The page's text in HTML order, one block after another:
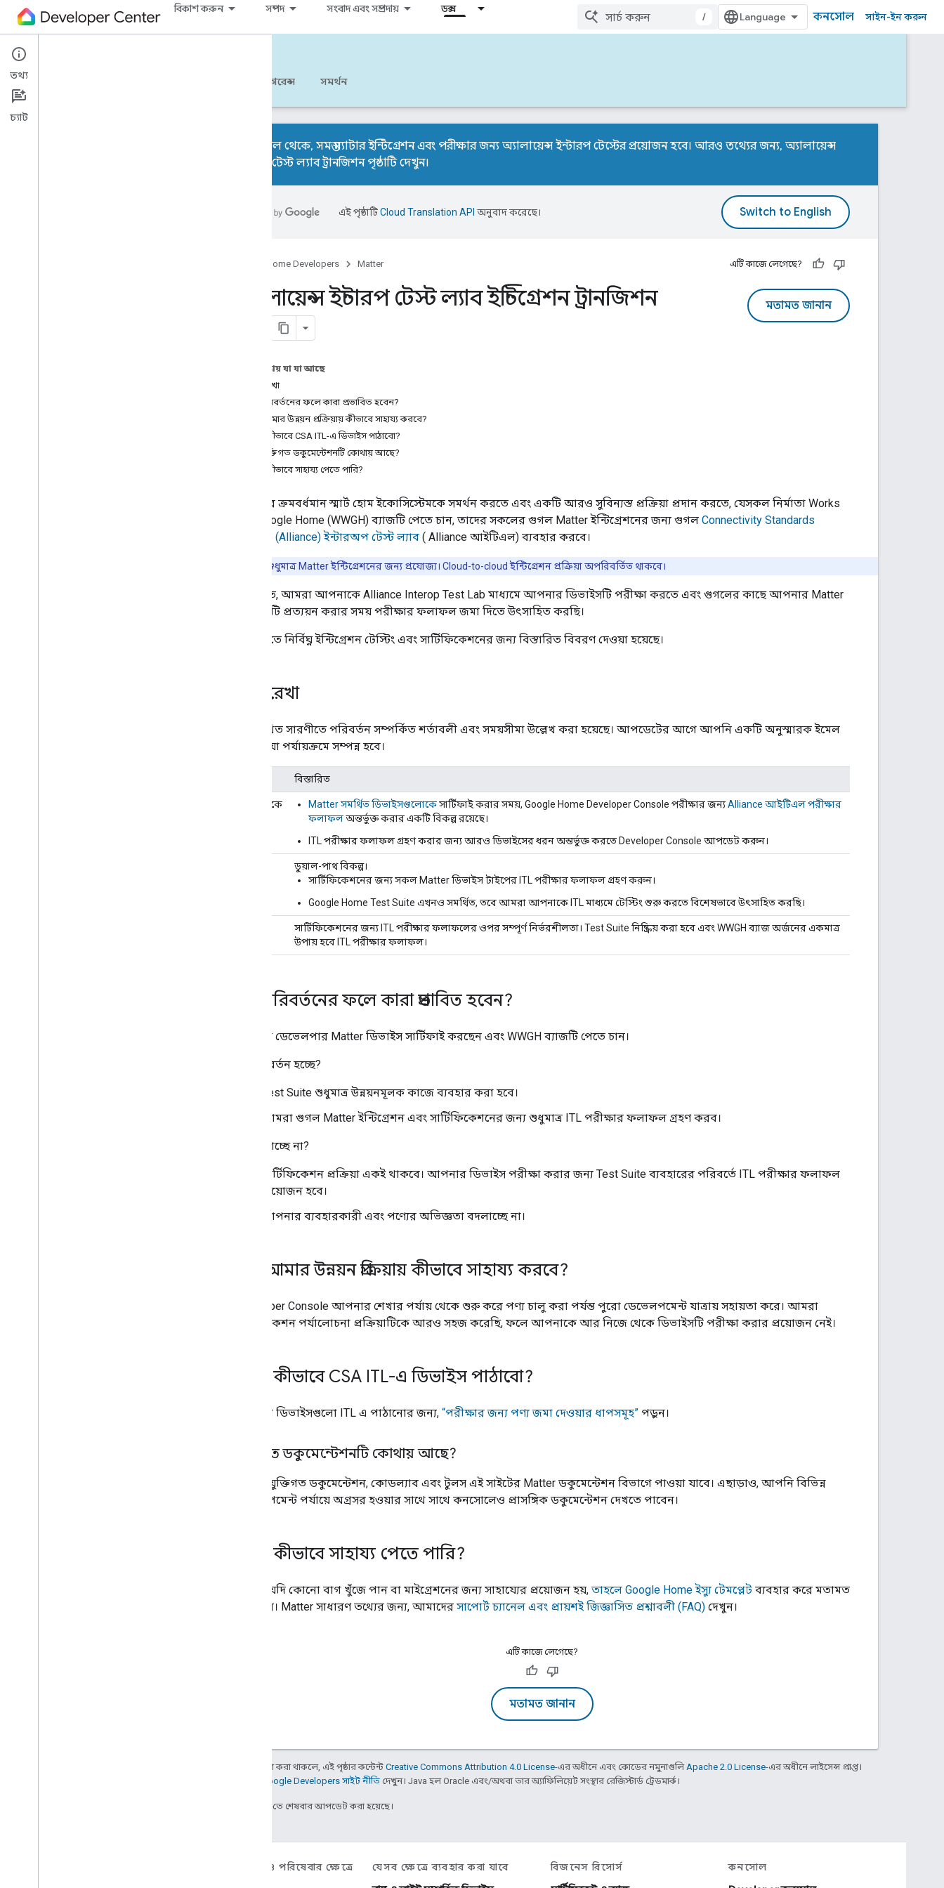
বিকাশ করুন সম্পদ সংবাদ এবং সম্প্রদায় ডক্স
/ কনসোল সাইন-ইন করুন
Matter
শুরু করুন রেফারেন্স সমর্থন
২০২৬ সাল থেকে, সমস্ত ম্যাটার ইন্টিগ্রেশন এবং পরীক্ষার জন্য অ্যালায়েন্স ইন্টারপ টেস্টের প্রয়োজন হবে। আরও তথ্যের জন্য, অ্যালায়েন্স
ইন্টারপ টেস্ট ল্যাব ট্রানজিশন পৃষ্ঠাটিদেখুন।
এই পৃষ্ঠাটিCloud Translation API অনুবাদ করেছে।
Google Home Developers Matter এটি কাজে লেগেছে?
মতামত জানান
অ্যালায়েন্স ইন্টারপ টেস্ট ল্যাব ইন্টিগ্রেশন ট্রানজিশন
এই পৃষ্ঠায় যা যা আছে
সময়রেখা
এই পরিবর্তনের ফলে কারা প্রভাবিত হবেন?
এটি আমার উন্নয়ন প্রক্রিয়ায় কীভাবে সাহায্য করবে?
আমি কীভাবে CSA ITL-এ ডিভাইস পাঠাবো?
প্রযুক্তিগত ডকুমেন্টেশনটি কোথায় আছে?
আমি কীভাবে সাহায্য পেতে পারি?
আমাদের ক্রমবর্ধমান স্মার্ট হোম ইকোসিস্টেমকে সমর্থন করতে এবং একটি আরও সুবিন্যস্ত প্রক্রিয়া প্রদান করতে, যেসকল নির্মাতা Works
with Google Home (WWGH) ব্যাজটি পেতে চান, তাদের সকলের গুগল Matterইন্টিগ্রেশনের জন্য গুগল Connectivity Standards
Alliance (Alliance)ইন্টারঅপ টেস্ট ল্যাব ( Alliance আইটিএল) ব্যবহার করবে।
এটি শুধুমাত্র Matterইন্টিগ্রেশনের জন্য প্রযোজ্য। Cloud-to-cloud ইন্টিগ্রেশন প্রক্রিয়া অপরিবর্তিত থাকবে।
ভবিষ্যতে, আমরা আপনাকে Alliance Interop Test Lab মাধ্যমে আপনার ডিভাইসটি পরীক্ষা করতে এবং গুগলের কাছে আপনার Matter
ডিভাইসটি প্রত্যয়ন করার সময় পরীক্ষার ফলাফল জমা দিতে উৎসাহিত করছি।
এই নথিতে নির্বিঘ্ন ইন্টিগ্রেশন টেস্টিং এবং সার্টিফিকেশনের জন্য বিস্তারিত বিবরণ দেওয়া হয়েছে।
সময়রেখা
নিম্নলিখিত সারণীতে পরিবর্তন সম্পর্কিত শর্তাবলী এবং সময়সীমা উল্লেখ করা হয়েছে। আপডেটের আগে আপনি একটি অনুস্মারক ইমেল
পাবেন, যা পর্যায়ক্রমে সম্পন্ন হবে।
বিস্তারিত
এখন থেকে
Matterসমর্থিত ডিভাইসগুলোকেসার্টিফাই করার সময়, Google Home Developer Console পরীক্ষার জন্যAlliance আইটিএল পরীক্ষার
ফলাফলঅন্তর্ভুক্ত করার একটি বিকল্প রয়েছে।
ITL পরীক্ষার ফলাফল গ্রহণ করার জন্য আরও ডিভাইসের ধরন অন্তর্ভুক্ত করতে Developer Console আপডেট করুন।
ডুয়াল-পাথ বিকল্প।
সার্টিফিকেশনের জন্য সকল Matterডিভাইস টাইপের ITL পরীক্ষার ফলাফল গ্রহণ করুন।
Google Home Test Suite এখনও সমর্থিত, তবে আমরা আপনাকে ITL মাধ্যমে টেস্টিং শুরু করতে বিশেষভাবে উৎসাহিত করছি।
সার্টিফিকেশনের জন্য ITL পরীক্ষার ফলাফলের ওপর সম্পূর্ণ নির্ভরশীলতা। Test Suite নিষ্ক্রিয় করা হবে এবং WWGH ব্যাজ অর্জনের একমাত্র
উপায় হবে ITL পরীক্ষার ফলাফল।
এই পরিবর্তনের ফলে কারা প্রভাবিত হবেন?
যে সকল ডেভেলপার Matter ডিভাইস সার্টিফাই করছেন এবং WWGH ব্যাজটি পেতে চান।
কী পরিবর্তন হচ্ছে?
Test Suite শুধুমাত্র উন্নয়নমূলক কাজে ব্যবহার করা হবে।
আমরা গুগল Matterইন্টিগ্রেশন এবং সার্টিফিকেশনের জন্য শুধুমাত্র ITL পরীক্ষার ফলাফল গ্রহণ করব।
কী বদলাচ্ছে না?
সার্টিফিকেশন প্রক্রিয়া একই থাকবে। আপনার ডিভাইস পরীক্ষা করার জন্য Test Suite ব্যবহারের পরিবর্তে ITL পরীক্ষার ফলাফল
প্রয়োজন হবে।
আপনার ব্যবহারকারী এবং পণ্যের অভিজ্ঞতা বদলাচ্ছে না।
এটি আমার উন্নয়ন প্রক্রিয়ায় কীভাবে সাহায্য করবে?
Developer Console আপনার শেখার পর্যায় থেকে শুরু করে পণ্য চালু করা পর্যন্ত পুরো ডেভেলপমেন্ট যাত্রায় সহায়তা করে। আমরা
সার্টিফিকেশন পর্যালোচনা প্রক্রিয়াটিকে আরও সহজ করেছি, ফলে আপনাকে আর নিজে থেকে ডিভাইসটি পরীক্ষা করার প্রয়োজন নেই।
আমি কীভাবে CSA ITL-এ ডিভাইস পাঠাবো?
আপনার ডিভাইসগুলো ITL এ পাঠানোর জন্য, “পরীক্ষার জন্য পণ্য জমা দেওয়ার ধাপসমূহ” পড়ুন।
প্রযুক্তিগত ডকুমেন্টেশনটি কোথায় আছে?
সমস্ত প্রযুক্তিগত ডকুমেন্টেশন, কোডল্যাব এবং টুলস এই সাইটের Matter ডকুমেন্টেশন বিভাগে পাওয়া যাবে। এছাড়াও, আপনি বিভিন্ন
ডেভেলপমেন্ট পর্যায়ে অগ্রসর হওয়ার সাথে সাথে কনসোলেও প্রাসঙ্গিক ডকুমেন্টেশন দেখতে পাবেন।
আমি কীভাবে সাহায্য পেতে পারি?
আপনি যদি কোনো বাগ খুঁজে পান বা মাইগ্রেশনের জন্য সাহায্যের প্রয়োজন হয়, তাহলে Google Home ইস্যু টেমপ্লেট ব্যবহার করে মতামত
জমা দিন। Matter সাধারণ তথ্যের জন্য, আমাদের সাপোর্ট চ্যানেল এবং প্রায়শই জিজ্ঞাসিত প্রশ্নাবলী (FAQ) দেখুন।
এটি কাজে লেগেছে?
মতামত জানান
অন্য কিছু উল্লেখ না করা থাকলে, এই পৃষ্ঠার কন্টেন্ট Creative Commons Attribution 4.0 License-এর অধীনে এবং কোডের নমুনাগুলি Apache 2.0 License-এর অধীনে লাইসেন্স প্রাপ্ত।
Google Developers সাইট নীতি দেখুন। Java হল Oracle এবং/অথবা তার অ্যাফিলিয়েট সংস্থার রেজিস্টার্ড ট্রেডমার্ক।
2025-08-05 UTC-তে শেষবার আপডেট করা হয়েছে।
অ্যাপ, প্ল্যাটফর্ম ও পরিষেবার ক্ষেত্রে
যেসব ক্ষেত্রে ব্যবহার করা যাবে
বিজনেস রিসোর্স
কনসোল
তথ্য
চ্যাট